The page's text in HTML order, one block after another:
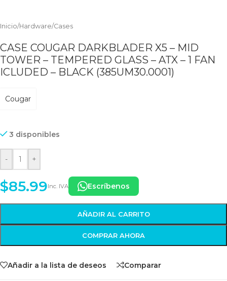
Inicio/Hardware/Cases
CASE COUGAR DARKBLADER X5 – MID
TOWER – TEMPERED GLASS – ATX – 1 FAN
ICLUDED – BLACK (385UM30.0001)
Cougar
3 disponibles
- +
$85.99Inc. IVA Escríbenos
AÑADIR AL CARRITO
COMPRAR AHORA
Añadir a la lista de deseos Comparar